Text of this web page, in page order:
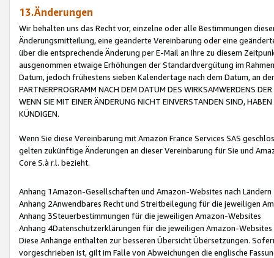
13.Änderungen
Wir behalten uns das Recht vor, einzelne oder alle Bestimmungen
Änderungsmitteilung, eine geänderte Vereinbarung oder eine
über die entsprechende Änderung per E-Mail an Ihre zu diesem
ausgenommen etwaige Erhöhungen der Standardvergütung im
Datum, jedoch frühestens sieben Kalendertage nach dem Datum, an
PARTNERPROGRAMM NACH DEM DATUM DES WIRKSAMWERDENS
WENN SIE MIT EINER ÄNDERUNG NICHT EINVERSTANDEN SIND,
KÜNDIGEN.
Wenn Sie diese Vereinbarung mit Amazon France Services SAS
gelten zukünftige Änderungen an dieser Vereinbarung für Sie und
Core S.à r.l. bezieht.
Anhang 1Amazon-Gesellschaften und Amazon-Websites nach Ländern
Anhang 2Anwendbares Recht und Streitbeilegung für die jeweiligen
Anhang 3Steuerbestimmungen für die jeweiligen Amazon-Websites
Anhang 4Datenschutzerklärungen für die jeweiligen Amazon-Websites
Diese Anhänge enthalten zur besseren Übersicht Übersetzungen.
vorgeschrieben ist, gilt im Falle von Abweichungen die englische